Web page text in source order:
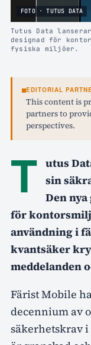
FOTO · TUTUS DATA
Tutus Data
designad för
fysiska miljöer.
EDITORIAL
This content is
partners to
perspectives.
T utus
sin
Den
för
användning i
kvantsäker
meddelanden
Färist Mobile
decennium av
säkerhetskrav i